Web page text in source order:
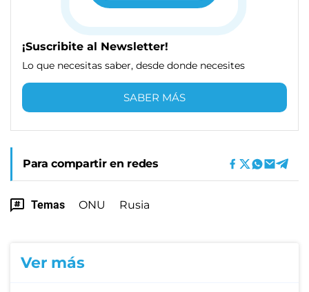
¡Suscribite al Newsletter!
Lo que necesitas saber, desde donde necesites
SABER MÁS
Para compartir en redes
Temas ONU Rusia
Ver más